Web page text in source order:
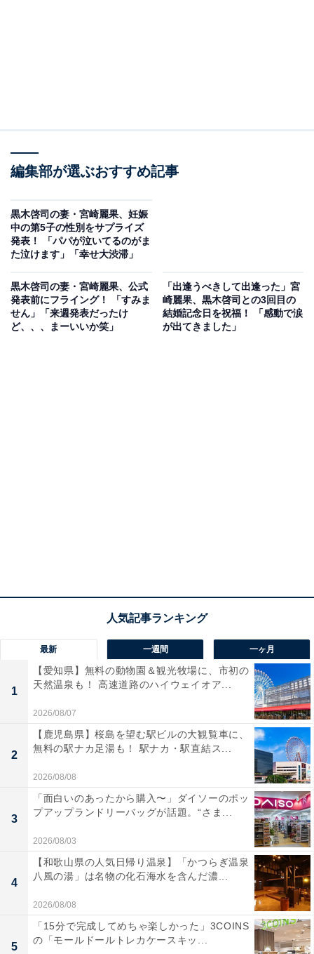
編集部が選ぶおすすめ記事
黒木啓司の妻・宮崎麗果、妊娠
中の第5子の性別をサプライズ
発表！ 「パパが泣いてるのがま
た泣けます」「幸せ大渋滞」
黒木啓司の妻・宮崎麗果、公式
発表前にフライング！ 「すみま
せん」「来週発表だったけ
ど、、、まーいいか笑」
「出逢うべきして出逢った」宮
崎麗果、黒木啓司との3回目の
結婚記念日を祝福！ 「感動で涙
が出てきました」
最新 一週間 一ヶ月
1
【愛知県】無料の動物園＆観光牧場に、市初の
天然温泉も！ 高速道路のハイウェイオア...
2026/08/07
2
【鹿児島県】桜島を望む駅ビルの大観覧車に、
無料の駅ナカ足湯も！ 駅ナカ・駅直結ス...
2026/08/08
3
「面白いのあったから購入〜」ダイソーのポッ
プアップランドリーバッグが話題。“さま...
2026/08/03
4
【和歌山県の人気日帰り温泉】「かつらぎ温泉
八風の湯」は名物の化石海水を含んだ濃...
2026/08/08
5
「15分で完成してめちゃ楽しかった」3COINS
の「モールドールトレカケースキッ...